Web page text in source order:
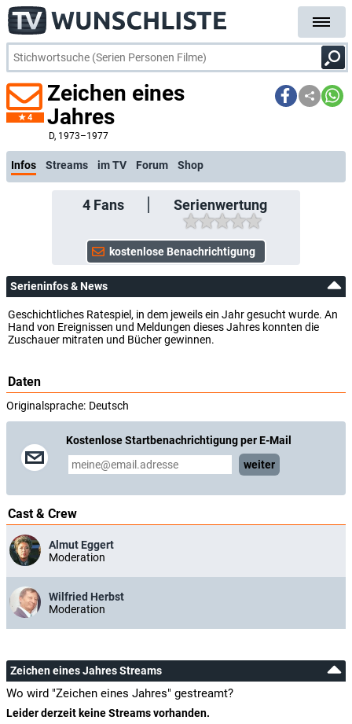
4
Zeichen eines
Jahres
D, 1973–1977
Infos Streams im TV Forum Shop
4Fans Serienwertung
Serieninfos & News
Geschichtliches Ratespiel, in dem jeweils ein Jahr gesucht wurde. An
Hand von Ereignissen und Meldungen dieses Jahres konnten die
Zuschauer mitraten und Bücher gewinnen.
Daten
Originalsprache: Deutsch
Kostenlose Startbenachrichtigung per E-Mail
weiter
Cast & Crew
Almut Eggert
Moderation
Wilfried Herbst
Moderation
Zeichen eines Jahres Streams
Wo wird "Zeichen eines Jahres" gestreamt?
Leider derzeit keine Streams vorhanden.